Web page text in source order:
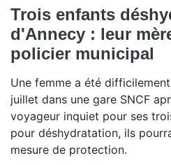
Trois enfants
d'Annecy : leur
policier municipal
Une femme a été
juillet dans une gare SNCF
voyageur inquiet pour ses
pour déshydratation, ils
mesure de protection.